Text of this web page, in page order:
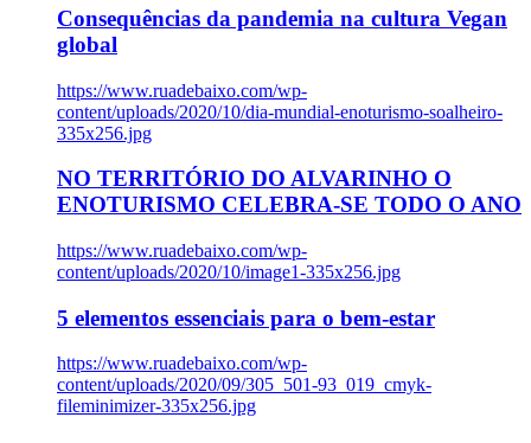
Consequências da pandemia na cultura Vegan
global
https://www.ruadebaixo.com/wp-
content/uploads/2020/10/dia-mundial-enoturismo-soalheiro-
335x256.jpg
NO TERRITÓRIO DO ALVARINHO O
ENOTURISMO CELEBRA-SE TODO O ANO
https://www.ruadebaixo.com/wp-
content/uploads/2020/10/image1-335x256.jpg
5 elementos essenciais para o bem-estar
https://www.ruadebaixo.com/wp-
content/uploads/2020/09/305_501-93_019_cmyk-
fileminimizer-335x256.jpg